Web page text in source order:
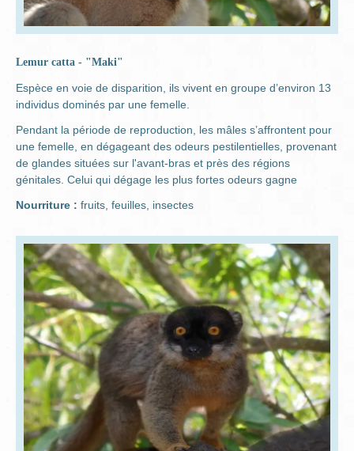
Lemur catta - "Maki"
Espèce en voie de disparition, ils vivent en groupe d’environ 13
individus dominés par une femelle.
Pendant la période de reproduction, les mâles s’affrontent pour
une femelle, en dégageant des odeurs pestilentielles, provenant
de glandes situées sur l'avant-bras et près des régions
génitales. Celui qui dégage les plus fortes odeurs gagne
Nourriture : fruits, feuilles, insectes